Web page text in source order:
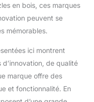
en bois, ces marques
peuvent se
mémorables.
ici montrent
de qualité
marque offre des
et fonctionnalité. En